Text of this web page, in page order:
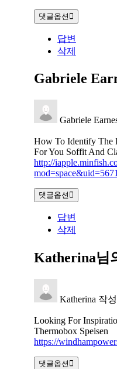
댓글옵션
답변
삭제
Gabriele
Gabriele
How To Identify The
For You Soffit And
http://
댓글옵션
답변
삭제
Katherina님
Katherina 작
Looking For
Thermobox Speisen
https://
댓글옵션